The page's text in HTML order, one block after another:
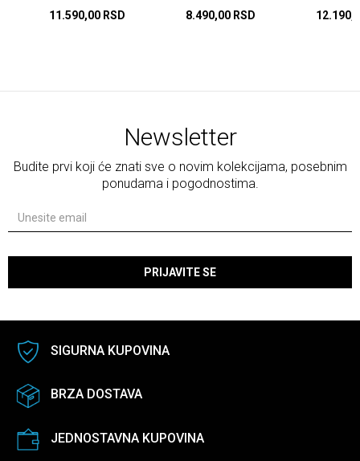
11.590,00 RSD 8.490,00 RSD
Newsletter
Budite prvi koji će znati sve o novim kolekcijama, posebnim
ponudama i pogodnostima.
PRIJAVITE SE
SIGURNA KUPOVINA
BRZA DOSTAVA
JEDNOSTAVNA KUPOVINA